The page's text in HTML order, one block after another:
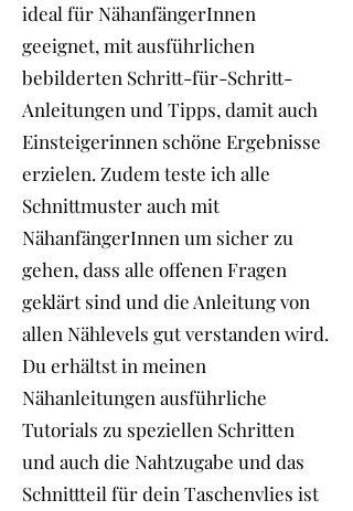
ideal für NähanfängerInnen
geeignet, mit ausführlichen
bebilderten Schritt-für-Schritt-
Anleitungen und Tipps, damit auch
Einsteigerinnen schöne Ergebnisse
erzielen. Zudem teste ich alle
Schnittmuster auch mit
NähanfängerInnen um sicher zu
gehen, dass alle offenen Fragen
geklärt sind und die Anleitung von
allen Nählevels gut verstanden wird.
Du erhältst in meinen
Nähanleitungen ausführliche
Tutorials zu speziellen Schritten
und auch die Nahtzugabe und das
Schnittteil für dein Taschenvlies ist